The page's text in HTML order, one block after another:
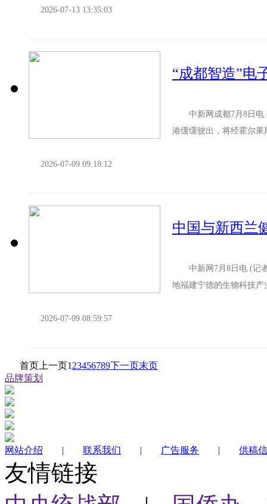
2026-07-13 13:35:03
“成都智造”电
中新网成都7月8日电 (
港缓缓驶出，将经霍尔
2026-07-09 09:18:12
中国与新西兰
中新网7月8日电 (记者
地福建宁德的生物科技
2026-07-09 08:59:57
首页上一页1 23456789下一页末页
品牌策划
网站介绍 | 联系我们 | 广告服务 | 供稿
友情链接